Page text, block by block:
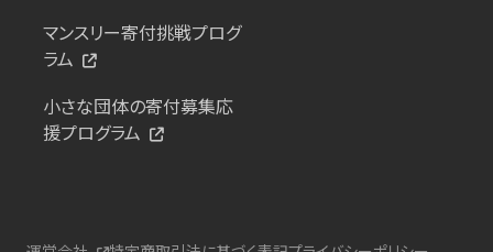
マンスリー寄付挑戦プログ
ラム
小さな団体の寄付募集応
援プログラム